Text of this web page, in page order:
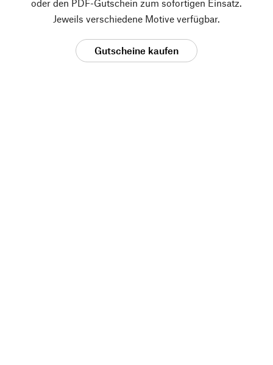
oder den PDF-Gutschein zum sofortigen Einsatz.
Jeweils verschiedene Motive verfügbar.
Gutscheine kaufen